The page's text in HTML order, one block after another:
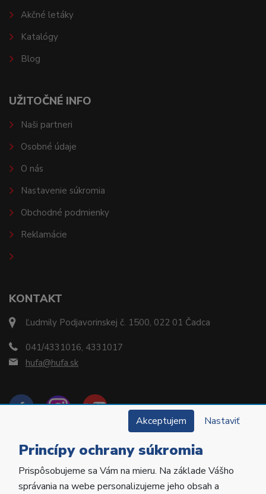
KONTAKT
Ľudmily Podjavorinskej č. 1500, 022 01 Čadca
041/4331016, 4331017
hufa@hufa.sk
Akčné letáky
Katalógy
Blog
UŽITOČNÉ INFO
Naši partneri
Osobné údaje
O nás
Nastavenie súkromia
Obchodné podmienky
Reklamácie
Copyright © 2022 Hu-Fa Dental a.s. Všetky práva
vyhradené.
Akceptujem Nastaviť
Princípy ochrany súkromia
Prispôsobujeme sa Vám na mieru. Na základe Vášho
správania na webe personalizujeme jeho obsah a